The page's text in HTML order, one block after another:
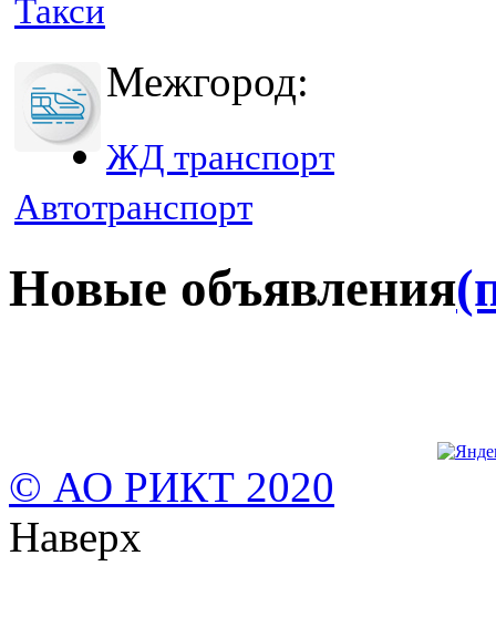
Такси
Межгород:
ЖД транспорт
Автотранспорт
Новые объявления
© АО РИКТ 2020
Наверх